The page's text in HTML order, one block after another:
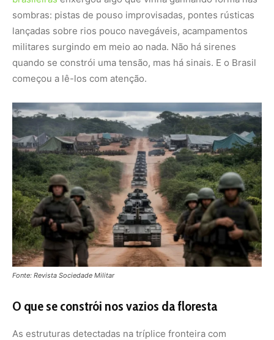
sombras: pistas de pouso improvisadas, pontes rústicas
lançadas sobre rios pouco navegáveis, acampamentos
militares surgindo em meio ao nada. Não há sirenes
quando se constrói uma tensão, mas há sinais. E o Brasil
começou a lê-los com atenção.
Fonte: Revista Sociedade Militar
O que se constrói nos vazios da floresta
As estruturas detectadas na tríplice fronteira com